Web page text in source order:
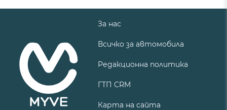
За нас
Всичко за автомобила
Редакционна политика
ГТП CRM
Карта на сайта